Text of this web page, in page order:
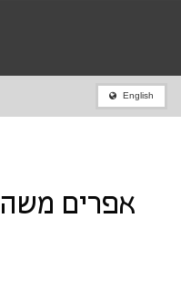
English
אפרים משה